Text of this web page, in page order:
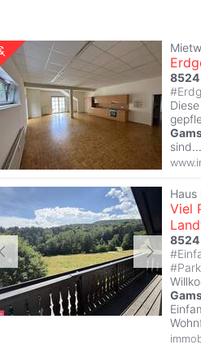
8524
#
sind...
Haus
Viel
8524
#
#